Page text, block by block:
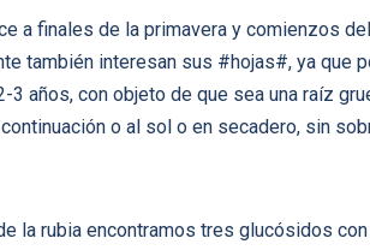
a finales de la primavera y comienzos
también interesan sus #hojas#, ya que
3 años, con objeto de que sea una raíz
o al sol o en secadero, sin
la rubia encontramos tres glucósidos